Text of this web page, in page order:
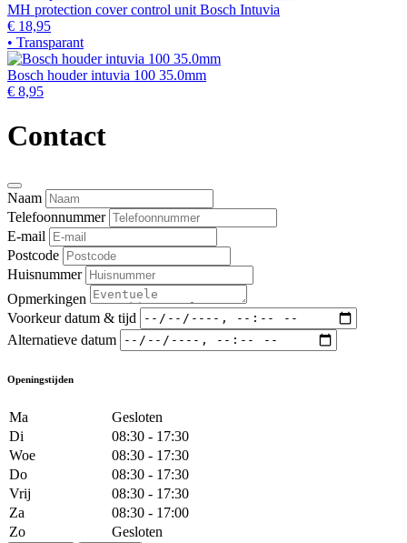
MH protection cover control unit Bosch Intuvia
€ 18,95
• Transparant
Bosch houder intuvia 100 35.0mm
€ 8,95
Contact
Naam
Telefoonnummer
E-mail
Postcode
Huisnummer
Opmerkingen
Voorkeur datum & tijd
Alternatieve datum
Openingstijden
Ma
Gesloten
Di
08:30 - 17:30
Woe
08:30 - 17:30
Do
08:30 - 17:30
Vrij
08:30 - 17:30
Za
08:30 - 17:00
Zo
Gesloten